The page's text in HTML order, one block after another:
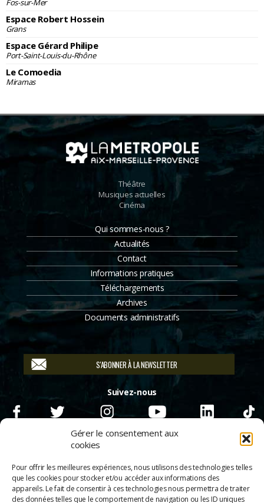
Gérer le consentement aux
cookies
Pour offrir les meilleures expériences, nous utilisons des technologies telles
que les cookies pour stocker et/ou accéder aux informations des
appareils. Le fait de consentir à ces technologies nous permettra de traiter
des données telles que le comportement de navigation ou les ID uniques
Fos-sur-Mer
Espace Robert Hossein
Grans
Espace Gérard Philipe
Port-Saint-Louis-du-Rhône
Le Comoedia
Miramas
Théâtre
Musiques actuelles
Cinéma
Qui sommes-nous ?
Actualités
Contact
Informations pratiques
Téléchargements
Archives
Documents administratifs
S'ABONNER À LA NEWSLETTER
Suivez-nous